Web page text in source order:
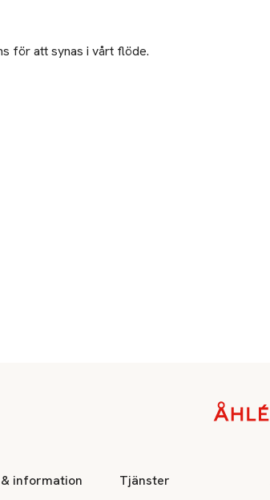
för att synas i vårt flöde.
information
Tjänster